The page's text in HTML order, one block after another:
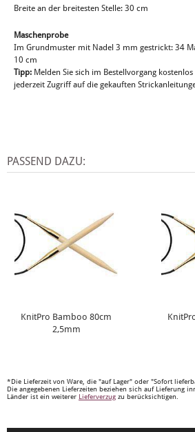
Breite an der breitesten Stelle: 30 cm
Maschenprobe
Im Grundmuster mit Nadel 3 mm gestrickt: 34
10 cm
Tipp: Melden Sie sich im Bestellvorgang kostenlos
jederzeit Zugriff auf die gekauften
PASSEND DAZU:
KnitPro Bamboo 80cm
2,5mm
*Die Lieferzeit von Ware, die "auf Lager" oder "Sofort
Die angegebenen Lieferzeiten beziehen sich auf Lieferung
Länder ist ein weiterer Lieferverzug zu berücksichtigen.